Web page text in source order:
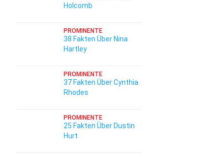
Holcomb
PROMINENTE
38 Fakten Über Nina
Hartley
PROMINENTE
37 Fakten Über Cynthia
Rhodes
PROMINENTE
25 Fakten Über Dustin
Hurt